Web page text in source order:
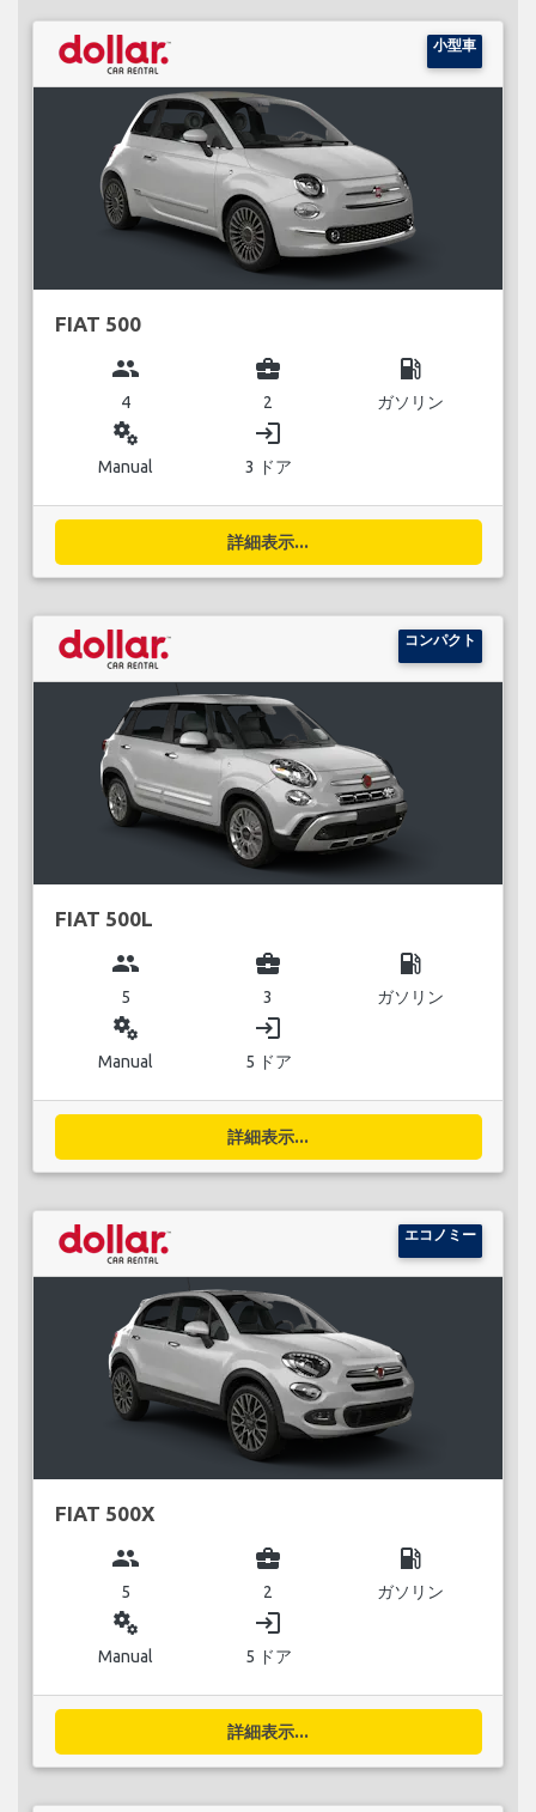
小型車
FIAT 500
group
4
business_center
2
local_gas_station
ガソリン
miscellaneous_services
Manual
login
3 ドア
詳細表示...
コンパクト
FIAT 500L
group
5
business_center
3
local_gas_station
ガソリン
miscellaneous_services
Manual
login
5 ドア
詳細表示...
エコノミー
FIAT 500X
group
5
business_center
2
local_gas_station
ガソリン
miscellaneous_services
Manual
login
5 ドア
詳細表示...